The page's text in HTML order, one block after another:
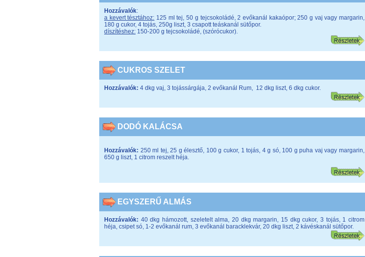
Hozzávalók:
a kevert tésztához: 125 ml tej, 50 g tejcsokoládé, 2 evőkanál kakaópor; 250 g vaj vagy margarin,
180 g cukor, 4 tojás, 250g liszt, 3 csapott teáskanál sütőpor.
díszítéshez: 150-200 g tejcsokoládé, (szórócukor).
CUKROS SZELET
Hozzávalók: 4 dkg vaj, 3 tojássárgája, 2 evőkanál Rum, 12 dkg liszt, 6 dkg cukor.
DODÓ KALÁCSA
Hozzávalók: 250 ml tej, 25 g élesztő, 100 g cukor, 1 tojás, 4 g só, 100 g puha vaj vagy margarin,
650 g liszt, 1 citrom reszelt héja.
EGYSZERŰ ALMÁS
Hozzávalók: 40 dkg hámozott, szeletelt alma, 20 dkg margarin, 15 dkg cukor, 3 tojás, 1 citrom
héja, csipet só, 1-2 evőkanál rum, 3 evőkanál baracklekvár, 20 dkg liszt, 2 kávéskanál sütőpor.